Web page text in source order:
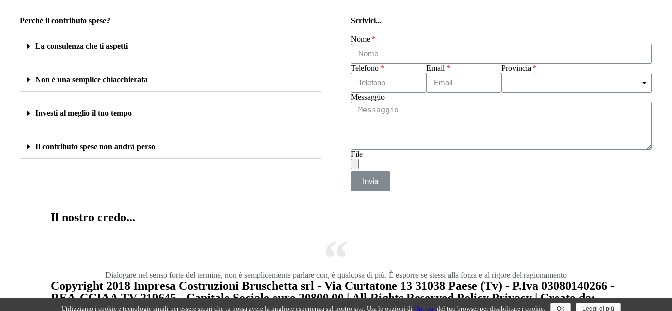
Perchè il contributo spese?
La consulenza che ti aspetti
Non è una semplice chiacchierata
Investi al meglio il tuo tempo
Il contributo spese non andrà perso
Scrivici...
Nome
Telefono Email Provincia
Messaggio
File
Invia
Il nostro credo...
Dialogare nel senso forte del termine, non è semplicemente parlare con, è qualcosa di più. È esporre se stessi alla forza e al rigore del ragionamento
Copyright 2018 Impresa Costruzioni Bruschetta srl - Via Curtatone 13 31038 Paese (Tv) - P.Iva 03080140266 -
REA-CCIAA TV 219645 - Capitale Sociale euro 20800,00 | All Rights Reserved Policy Privacy | Creato da:
Utilizziamo i cookie e tecnologie simili per essere sicuri che tu possa avere la migliore esperienza sul nostro sito. Usa le opzioni di Opt-outdel tuo browser per disabilitare i cookie. Ok Leggi di più